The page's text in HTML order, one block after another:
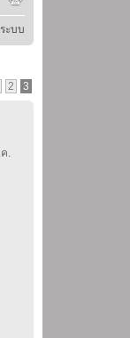
ะบบ
2 3
.